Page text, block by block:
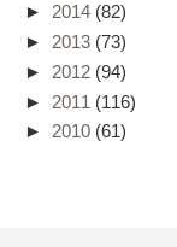
► 2014 (82)
► 2013 (73)
► 2012 (94)
► 2011 (116)
► 2010 (61)